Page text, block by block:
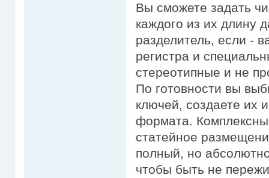
Вы сможете задать
каждого из их длину
разделитель, если -
регистра и
стереотипные и не
По готовности вы
ключей, создаете их
формата.
статейное
полный, но
чтобы быть не